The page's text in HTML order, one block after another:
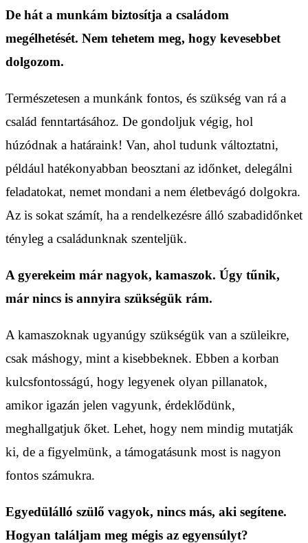
De hát a munkám biztosítja a családom
megélhetését. Nem tehetem meg, hogy kevesebbet
dolgozom.
Természetesen a munkánk fontos, és szükség van rá a
család fenntartásához. De gondoljuk végig, hol
húzódnak a határaink! Van, ahol tudunk változtatni,
például hatékonyabban beosztani az időnket, delegálni
feladatokat, nemet mondani a nem életbevágó dolgokra.
Az is sokat számít, ha a rendelkezésre álló szabadidőnket
tényleg a családunknak szenteljük.
A gyerekeim már nagyok, kamaszok. Úgy tűnik,
már nincs is annyira szükségük rám.
A kamaszoknak ugyanúgy szükségük van a szüleikre,
csak máshogy, mint a kisebbeknek. Ebben a korban
kulcsfontosságú, hogy legyenek olyan pillanatok,
amikor igazán jelen vagyunk, érdeklődünk,
meghallgatjuk őket. Lehet, hogy nem mindig mutatják
ki, de a figyelmünk, a támogatásunk most is nagyon
fontos számukra.
Egyedülálló szülő vagyok, nincs más, aki segítene.
Hogyan találjam meg mégis az egyensúlyt?